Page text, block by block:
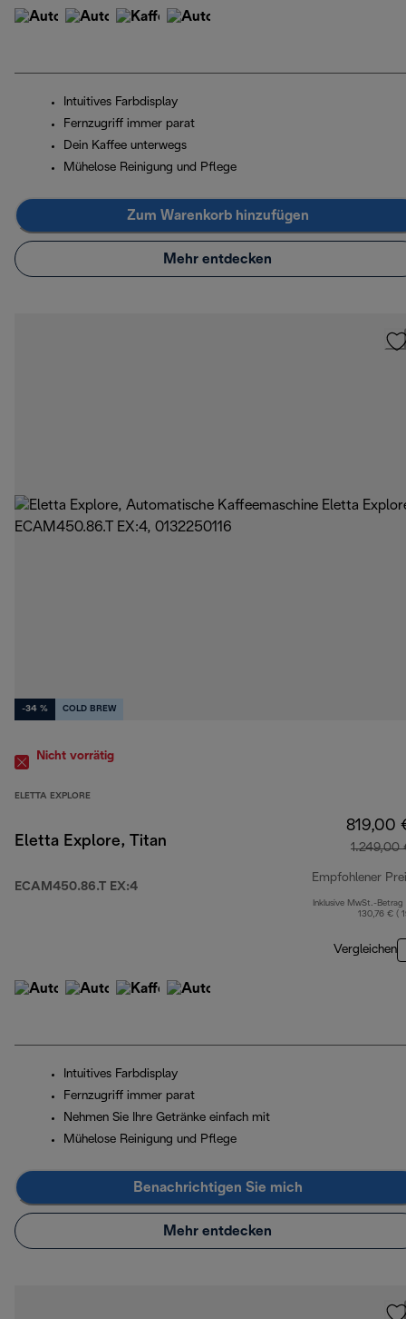
Intuitives Farbdisplay
Fernzugriff immer parat
Dein Kaffee unterwegs
Mühelose Reinigung und Pflege
Zum Warenkorb hinzufügen
Mehr entdecken
-34 % COLD BREW
Nicht vorrätig
ELETTA EXPLORE
Eletta Explore, Titan
ECAM450.86.T EX:4
819,00
1.249,00
Empfohlener
Inklusive MwSt.-Betrag
130,76 € (
Vergleichen
Intuitives Farbdisplay
Fernzugriff immer parat
Nehmen Sie Ihre Getränke einfach mit
Mühelose Reinigung und Pflege
Benachrichtigen Sie mich
Mehr entdecken